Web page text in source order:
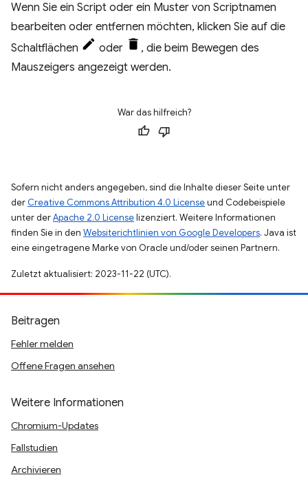
Wenn Sie ein Script oder ein Muster von Scriptnamen
bearbeiten oder entfernen möchten, klicken Sie auf die
Schaltflächen
oder
, die beim Bewegen des
Mauszeigers angezeigt werden.
War das hilfreich?
Sofern nicht anders angegeben, sind die Inhalte dieser Seite unter
der Creative Commons Attribution 4.0 Licenseund Codebeispiele
unter derApache 2.0 Licenselizenziert. Weitere Informationen
finden Sie in den Websiterichtlinien von Google Developers. Java ist
eine eingetragene Marke von Oracle und/oder seinen Partnern.
Zuletzt aktualisiert: 2023-11-22 (UTC).
Beitragen
Fehler melden
Offene Fragen ansehen
Weitere Informationen
Chromium-Updates
Fallstudien
Archivieren